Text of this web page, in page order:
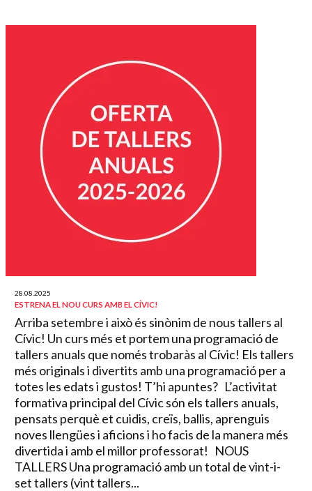
28.08.2025
ESTRENA EL NOU CURS AMB EL CÍVIC!
Arriba setembre i això és sinònim de nous tallers al
Cívic! Un curs més et portem una programació de
tallers anuals que només trobaràs al Cívic! Els tallers
més originals i divertits amb una programació per a
totes les edats i gustos! T’hi apuntes? L’activitat
formativa principal del Cívic són els tallers anuals,
pensats perquè et cuidis, creïs, ballis, aprenguis
noves llengües i aficions i ho facis de la manera més
divertida i amb el millor professorat! NOUS
TALLERS Una programació amb un total de vint-i-
set tallers (vint tallers...